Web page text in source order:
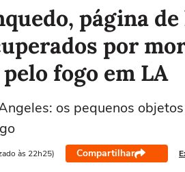
página
por
fogo em LA
os pequenos
às 22h25) Compartilhar